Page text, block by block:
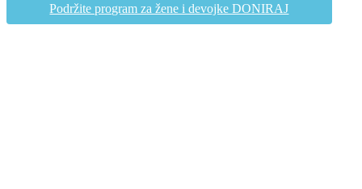
Podržite program za žene i devojke DONIRAJ